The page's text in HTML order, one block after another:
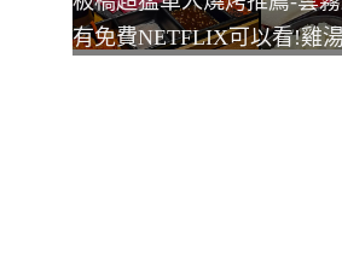
有免費NETFLIX可以看!雞